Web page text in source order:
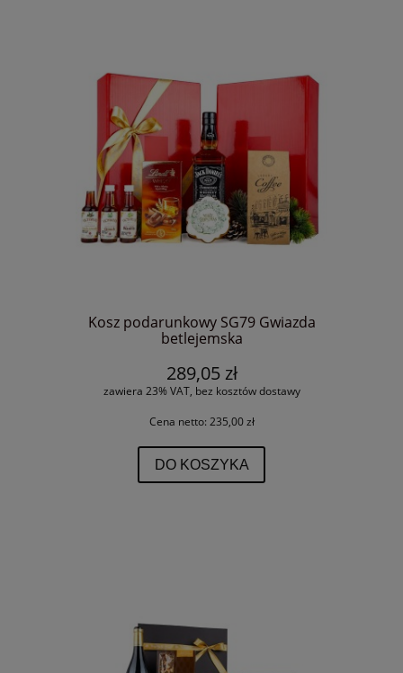
Kosz podarunkowy SG79 Gwiazda
betlejemska
289,05 zł
zawiera 23% VAT, bez kosztów dostawy
Cena netto: 235,00 zł
DO KOSZYKA